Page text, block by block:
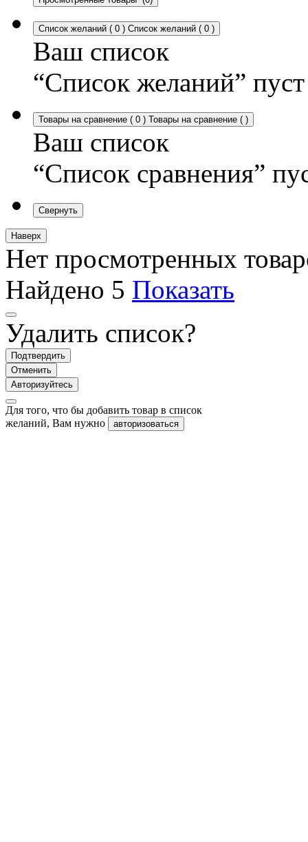
Список желаний ( 0 ) Список желаний ( 0 )
Ваш список
“Список желаний” пуст
Товары на сравнение ( 0 ) Товары на сравнение ( )
Ваш список
“Список сравнения”
Свернуть
Наверх
Нет просмотренных
Найдено 5 Показать
Удалить список?
Подтвердить
Отменить
Авторизуйтесь
Для того, что бы добавить товар в список
желаний, Вам нужно
авторизоваться